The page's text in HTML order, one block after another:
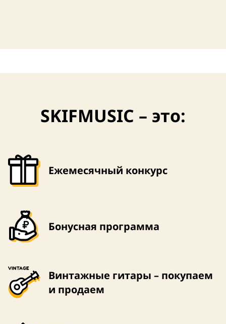
SKIFMUSIC – это:
Ежемесячный конкурс
Бонусная программа
Винтажные гитары – покупаем
и продаем